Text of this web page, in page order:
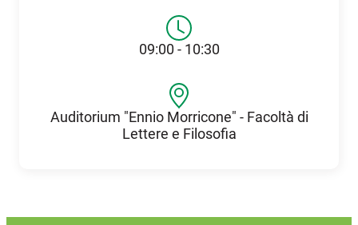
09:00 - 10:30
Auditorium "Ennio Morricone" - Facoltà di
Lettere e Filosofia